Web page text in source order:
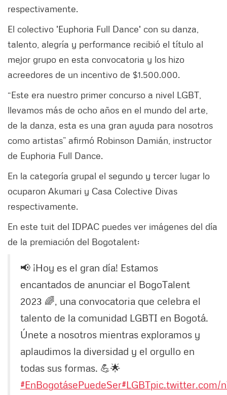
respectivamente.
El colectivo 'Euphoria Full Dance' con su danza,
talento, alegría y performance recibió el título al
mejor grupo en esta convocatoria y los hizo
acreedores de un incentivo de $1.500.000.
“Este era nuestro primer concurso a nivel LGBT,
llevamos más de ocho años en el mundo del arte,
de la danza, esta es una gran ayuda para nosotros
como artistas” afirmó Robinson Damián, instructor
de Euphoria Full Dance.
En la categoría grupal el segundo y tercer lugar lo
ocuparon Akumari y Casa Colective Divas
respectivamente.
En este tuit del IDPAC puedes ver imágenes del día
de la premiación del Bogotalent:
📢 ¡Hoy es el gran día! Estamos
encantados de anunciar el BogoTalent
2023 🌈, una convocatoria que celebra el
talento de la comunidad LGBTI en Bogotá.
Únete a nosotros mientras exploramos y
aplaudimos la diversidad y el orgullo en
todas sus formas. 💪🌟
#EnBogotásePuedeSer#LGBTpic.twitter.com/